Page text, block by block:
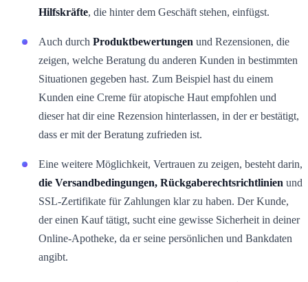
Hilfskräfte, die hinter dem Geschäft stehen, einfügst.
Auch durch Produktbewertungen und Rezensionen, die
zeigen, welche Beratung du anderen Kunden in bestimmten
Situationen gegeben hast. Zum Beispiel hast du einem
Kunden eine Creme für atopische Haut empfohlen und
dieser hat dir eine Rezension hinterlassen, in der er bestätigt,
dass er mit der Beratung zufrieden ist.
Eine weitere Möglichkeit, Vertrauen zu zeigen, besteht darin,
die Versandbedingungen, Rückgaberechtsrichtlinien und
SSL-Zertifikate für Zahlungen klar zu haben. Der Kunde,
der einen Kauf tätigt, sucht eine gewisse Sicherheit in deiner
Online-Apotheke, da er seine persönlichen und Bankdaten
angibt.